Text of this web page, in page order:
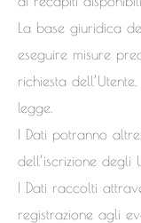
La base giuridica
eseguire misure
richiesta
legge.
I Dati potranno
dell’iscrizione degli
I Dati raccolti
registrazione agli